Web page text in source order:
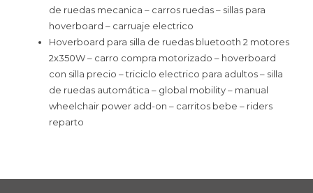
de ruedas mecanica – carros ruedas – sillas para
hoverboard – carruaje electrico
Hoverboard para silla de ruedas bluetooth 2 motores
2x350W – carro compra motorizado – hoverboard
con silla precio – triciclo electrico para adultos – silla
de ruedas automática – global mobility – manual
wheelchair power add-on – carritos bebe – riders
reparto